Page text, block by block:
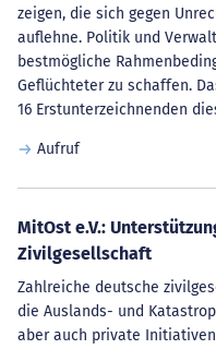
zeigen, die sich gegen
auflehne. Politik und
bestmögliche
Geflüchteter zu schaffen.
16 Erstunterzeichnenden
Aufruf
MitOst e.V.:
Zivilgesellschaft
Zahlreiche deutsche
die Auslands- und
aber auch private